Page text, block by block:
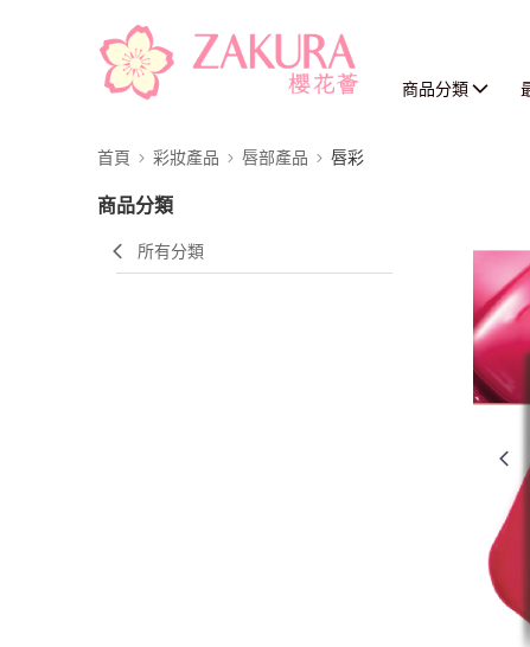
商品分類
首頁 彩妝產品 唇部產品 唇彩
商品分類
所有分類